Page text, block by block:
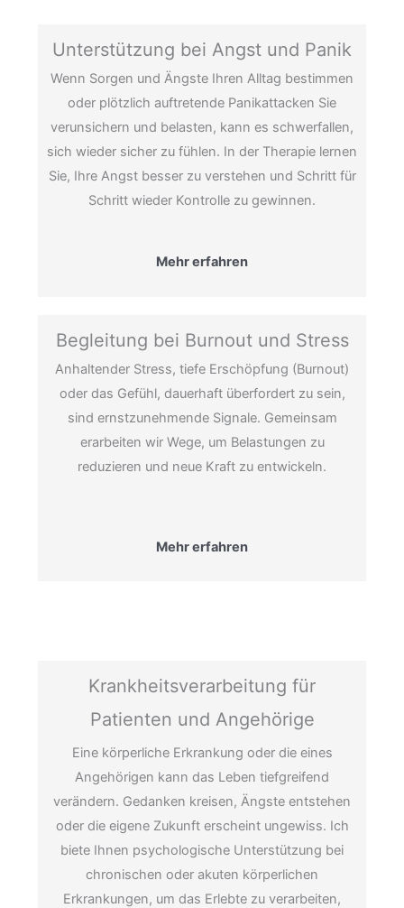
Unterstützung bei Angst und Panik
Wenn Sorgen und Ängste Ihren Alltag bestimmen
oder plötzlich auftretende Panikattacken Sie
verunsichern und belasten, kann es schwerfallen,
sich wieder sicher zu fühlen. In der Therapie lernen
Sie, Ihre Angst besser zu verstehen und Schritt für
Schritt wieder Kontrolle zu gewinnen.
Mehr erfahren
Begleitung bei Burnout und Stress
Anhaltender Stress, tiefe Erschöpfung (Burnout)
oder das Gefühl, dauerhaft überfordert zu sein,
sind ernstzunehmende Signale. Gemeinsam
erarbeiten wir Wege, um Belastungen zu
reduzieren und neue Kraft zu entwickeln.
Mehr erfahren
Krankheitsverarbeitung für
Patienten und Angehörige
Eine körperliche Erkrankung oder die eines
Angehörigen kann das Leben tiefgreifend
verändern. Gedanken kreisen, Ängste entstehen
oder die eigene Zukunft erscheint ungewiss. Ich
biete Ihnen psychologische Unterstützung bei
chronischen oder akuten körperlichen
Erkrankungen, um das Erlebte zu verarbeiten,